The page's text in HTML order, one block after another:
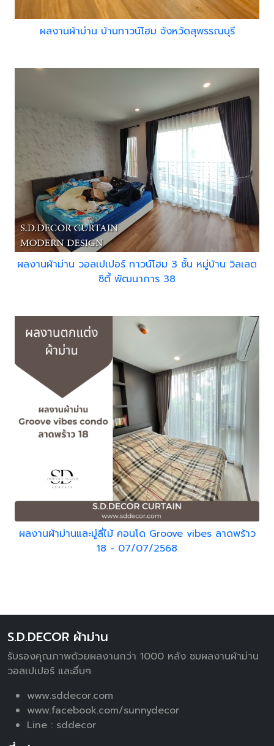
ผลงานผ้าม่าน บ้านทาวน์โฮม จังหวัดสุพรรณบุรี
ผลงานผ้าม่าน วอลเปเปอร์ ทาวน์โฮม 3 ชั้น หมู่บ้าน วิลเลต
ซิตี้ พัฒนาการ 38
ผลงานผ้าม่านและมู่ลี่ไม้ คอนโด Groove vibes ลาดพร้าว
18 - 07/07/2568
S.D.DECOR ผ้าม่าน
รับรองคุณภาพด้วยผลงานกว่า 1000 หลัง ชมผลงานผ้าม่าน
วอลเปเปอร์ และอื่นๆ
www.sddecor.com
www.facebook.com/sunnydecor
Line : sddecor